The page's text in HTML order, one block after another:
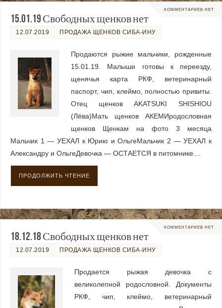
КОММЕНТАРИЕВ НЕТ
15.01.19 Свободных щенков нет
12.07.2019 ПРОДАЖА ЩЕНКОВ СИБА-ИНУ
Продаются рыжие мальчики, рожденные
15.01.19. Малыши готовы к переезду,
щенячья карта РКФ, ветеринарный
паспорт, чип, клеймо, полностью привиты.
Отец щенков AKATSUKI SHISHIOU
(Лёва)Мать щенков АКЕМИродословная
щенков Щенкам на фото 3 месяца
Мальчик 1 — УЕХАЛ к Юрию и ОльгеМальчик 2 — УЕХАЛ к
Александру и ОльгеДевочка — ОСТАЕТСЯ в питомнике…
ПРОДОЛЖИТЬ ЧТЕНИЕ
КОММЕНТАРИЕВ НЕТ
18.12.18 Свободных щенков нет
12.07.2019 ПРОДАЖА ЩЕНКОВ СИБА-ИНУ
Продается рыжая девочка с
великолепной родословной. Документы
РКФ, чип, клеймо, ветеринарный